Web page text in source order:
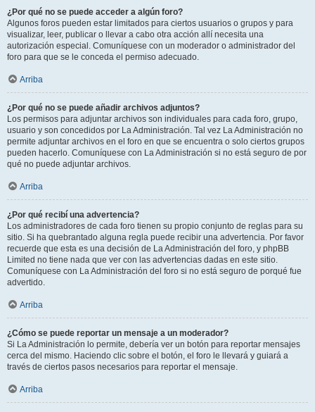
¿Por qué no se puede acceder a algún foro?
Algunos foros pueden estar limitados para ciertos usuarios o grupos y para
visualizar, leer, publicar o llevar a cabo otra acción allí necesita una
autorización especial. Comuníquese con un moderador o administrador del
foro para que se le conceda el permiso adecuado.
Arriba
¿Por qué no se puede añadir archivos adjuntos?
Los permisos para adjuntar archivos son individuales para cada foro, grupo,
usuario y son concedidos por La Administración. Tal vez La Administración no
permite adjuntar archivos en el foro en que se encuentra o solo ciertos grupos
pueden hacerlo. Comuníquese con La Administración si no está seguro de por
qué no puede adjuntar archivos.
Arriba
¿Por qué recibí una advertencia?
Los administradores de cada foro tienen su propio conjunto de reglas para su
sitio. Si ha quebrantado alguna regla puede recibir una advertencia. Por favor
recuerde que esta es una decisión de La Administración del foro, y phpBB
Limited no tiene nada que ver con las advertencias dadas en este sitio.
Comuníquese con La Administración del foro si no está seguro de porqué fue
advertido.
Arriba
¿Cómo se puede reportar un mensaje a un moderador?
Si La Administración lo permite, debería ver un botón para reportar mensajes
cerca del mismo. Haciendo clic sobre el botón, el foro le llevará y guiará a
través de ciertos pasos necesarios para reportar el mensaje.
Arriba